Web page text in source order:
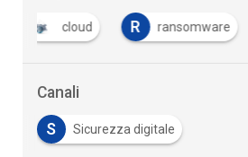
cloud R ransomware
Canali
S Sicurezza digitale